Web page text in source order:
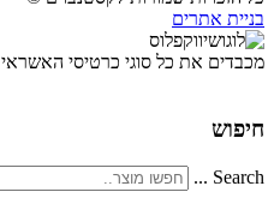
בניית אתרים
מכבדים את כל סוגי כרטיסי האשראי
חיפוש
Search ...